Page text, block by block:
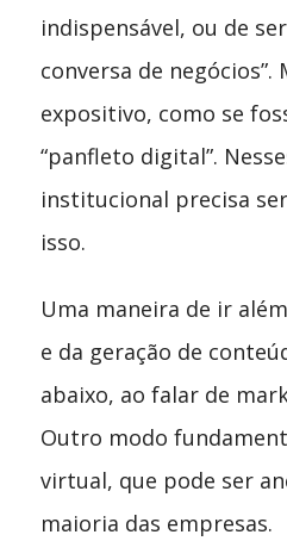
indispensável, ou de
conversa de
expositivo, como se
“panfleto digital”.
institucional precisa
isso.
Uma maneira de ir
e da geração de
abaixo, ao falar de
Outro modo
virtual, que pode ser
maioria das empresas.